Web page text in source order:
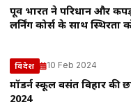
पूर्वी भारत ने परिधान और
लर्निंग कोर्स के साथ स्थिरता
विदेश 10 Feb 2024
मॉडर्न स्कूल वसंत विहार की
2024